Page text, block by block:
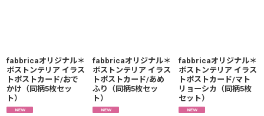
fabbricaオリジナル＊
ボストンテリア イラス
トポストカード/おで
かけ（同柄5枚セッ
ト）
fabbricaオリジナル＊
ボストンテリア イラス
トポストカード/あめ
ふり（同柄5枚セッ
ト）
fabbricaオリジナル＊
ボストンテリア イラス
トポストカード/マト
リョーシカ（同柄5枚
セット）